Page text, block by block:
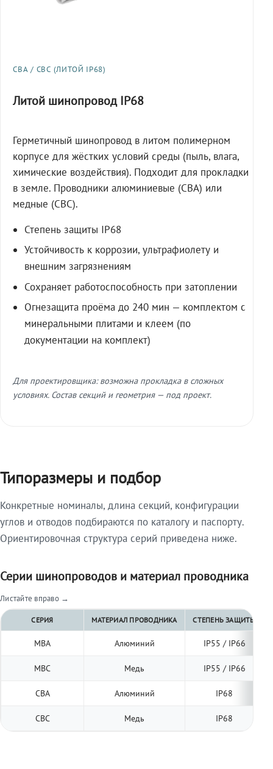
СВА / СВС (ЛИТОЙ IP68)
Литой шинопровод IP68
Герметичный шинопровод в литом полимерном
корпусе для жёстких условий среды (пыль, влага,
химические воздействия). Подходит для прокладки
в земле. Проводники алюминиевые (СВА) или
медные (СВС).
Степень защиты IP68
Устойчивость к коррозии, ультрафиолету и
внешним загрязнениям
Сохраняет работоспособность при затоплении
Огнезащита проёма до 240 мин — комплектом с
минеральными плитами и клеем (по
документации на комплект)
Для проектировщика: возможна прокладка в сложных
условиях. Состав секций и геометрия — под проект.
Типоразмеры и подбор
Конкретные номиналы, длина секций, конфигурации
углов и отводов подбираются по каталогу и паспорту.
Ориентировочная структура серий приведена ниже.
Серии шинопроводов и материал проводника
Листайте вправо →
СЕРИЯ МАТЕРИАЛ ПРОВОДНИКА СТЕПЕНЬ ЗАЩИТЫ
МВА Алюминий IP55 / IP66
МВС Медь IP55 / IP66
СВА Алюминий IP68
СВС Медь IP68